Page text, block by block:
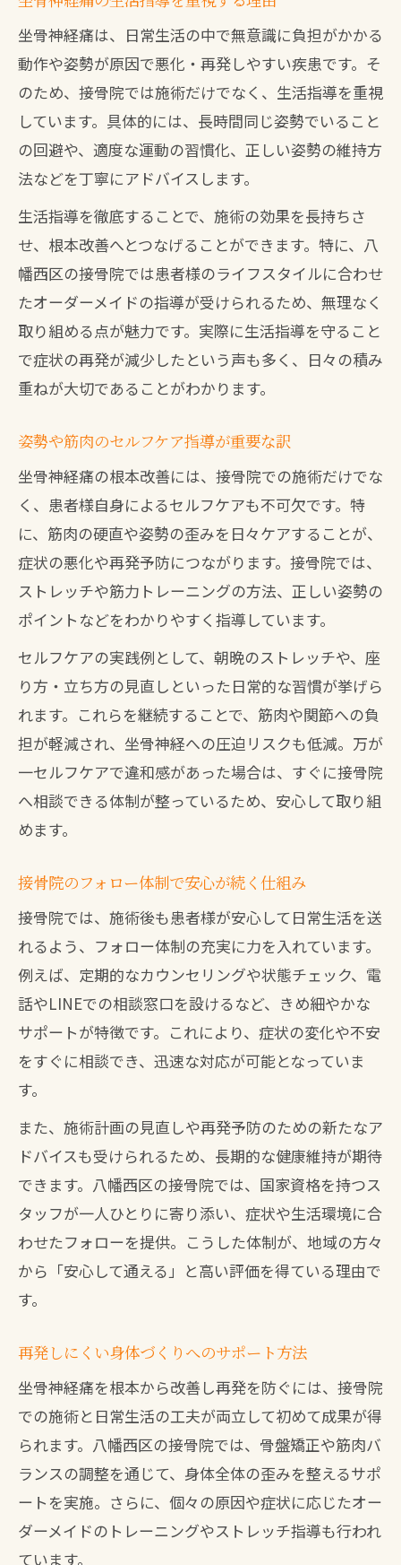
坐骨神経痛は、日常生活の中で無意識に負担がかかる
動作や姿勢が原因で悪化・再発しやすい疾患です。そ
のため、接骨院では施術だけでなく、生活指導を重視
しています。具体的には、長時間同じ姿勢でいること
の回避や、適度な運動の習慣化、正しい姿勢の維持方
法などを丁寧にアドバイスします。
生活指導を徹底することで、施術の効果を長持ちさ
せ、根本改善へとつなげることができます。特に、八
幡西区の接骨院では患者様のライフスタイルに合わせ
たオーダーメイドの指導が受けられるため、無理なく
取り組める点が魅力です。実際に生活指導を守ること
で症状の再発が減少したという声も多く、日々の積み
重ねが大切であることがわかります。
姿勢や筋肉のセルフケア指導が重要な訳
坐骨神経痛の根本改善には、接骨院での施術だけでな
く、患者様自身によるセルフケアも不可欠です。特
に、筋肉の硬直や姿勢の歪みを日々ケアすることが、
症状の悪化や再発予防につながります。接骨院では、
ストレッチや筋力トレーニングの方法、正しい姿勢の
ポイントなどをわかりやすく指導しています。
セルフケアの実践例として、朝晩のストレッチや、座
り方・立ち方の見直しといった日常的な習慣が挙げら
れます。これらを継続することで、筋肉や関節への負
担が軽減され、坐骨神経への圧迫リスクも低減。万が
一セルフケアで違和感があった場合は、すぐに接骨院
へ相談できる体制が整っているため、安心して取り組
めます。
接骨院のフォロー体制で安心が続く仕組み
接骨院では、施術後も患者様が安心して日常生活を送
れるよう、フォロー体制の充実に力を入れています。
例えば、定期的なカウンセリングや状態チェック、電
話やLINEでの相談窓口を設けるなど、きめ細やかな
サポートが特徴です。これにより、症状の変化や不安
をすぐに相談でき、迅速な対応が可能となっていま
す。
また、施術計画の見直しや再発予防のための新たなア
ドバイスも受けられるため、長期的な健康維持が期待
できます。八幡西区の接骨院では、国家資格を持つス
タッフが一人ひとりに寄り添い、症状や生活環境に合
わせたフォローを提供。こうした体制が、地域の方々
から「安心して通える」と高い評価を得ている理由で
す。
再発しにくい身体づくりへのサポート方法
坐骨神経痛を根本から改善し再発を防ぐには、接骨院
での施術と日常生活の工夫が両立して初めて成果が得
られます。八幡西区の接骨院では、骨盤矯正や筋肉バ
ランスの調整を通じて、身体全体の歪みを整えるサポ
ートを実施。さらに、個々の原因や症状に応じたオー
ダーメイドのトレーニングやストレッチ指導も行われ
ています。